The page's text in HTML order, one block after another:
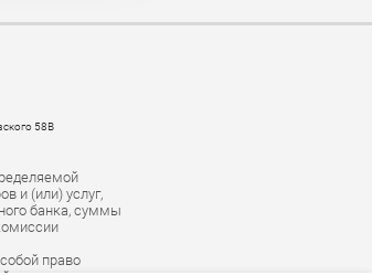
58В
и (или) услуг,
банка, суммы
право